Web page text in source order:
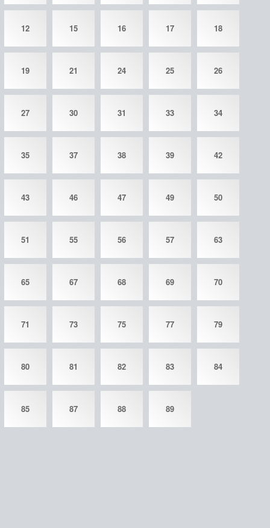
12 15 16 17 18
19 21 24 25 26
27 30 31 33 34
35 37 38 39 42
43 46 47 49 50
51 55 56 57 63
65 67 68 69 70
71 73 75 77 79
80 81 82 83 84
85 87 88 89